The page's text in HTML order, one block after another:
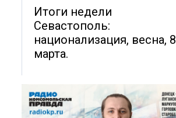
Итоги недели
Севастополь:
национализация, весна, 8
марта.